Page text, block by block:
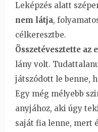
Leképzés alatt
nem látja,
célkeresztbe.
Összetévesztette
lány volt.
játszódott le benne,
Egy még mélyebb
anyjához, aki úgy
saját fia lenne, mert